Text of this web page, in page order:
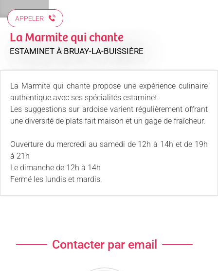
APPELER
La Marmite qui chante
ESTAMINET À BRUAY-LA-BUISSIÈRE
La Marmite qui chante propose une expérience culinaire
authentique avec ses spécialités estaminet.
Les suggestions sur ardoise varient régulièrement offrant
une diversité de plats fait maison et un gage de fraîcheur.
Ouverture du mercredi au samedi de 12h à 14h et de 19h
à 21h
Le dimanche de 12h à 14h
Fermé les lundis et mardis.
Contacter par email